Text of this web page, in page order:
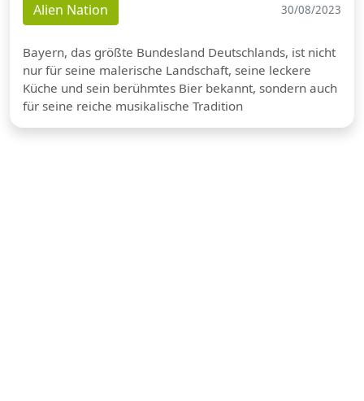
Alien Nation 30/08/2023
Bayern, das größte Bundesland Deutschlands, ist nicht
nur für seine malerische Landschaft, seine leckere
Küche und sein berühmtes Bier bekannt, sondern auch
für seine reiche musikalische Tradition